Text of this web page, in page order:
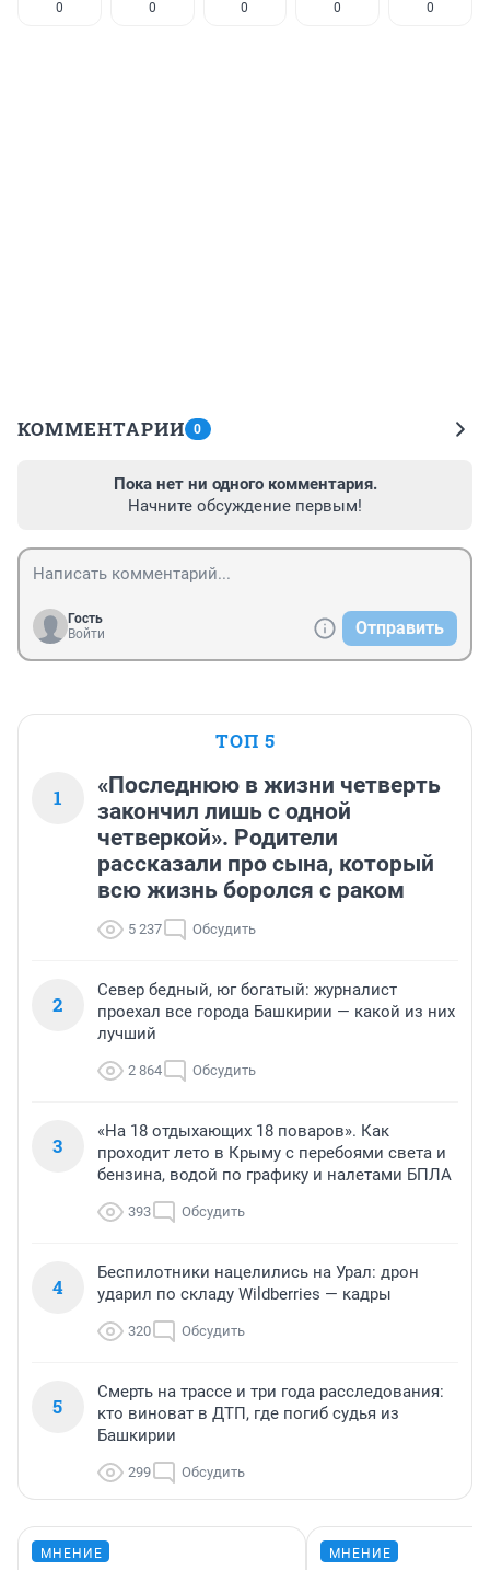
0 0 0 0 0
КОММЕНТАРИИ 0
Пока нет ни одного комментария.
Начните обсуждение первым!
Гость
Войти
Отправить
ТОП 5
1
«Последнюю в жизни четверть
закончил лишь с одной
четверкой». Родители
рассказали про сына, который
всю жизнь боролся с раком
5 237 Обсудить
2
Север бедный, юг богатый: журналист
проехал все города Башкирии — какой из них
лучший
2 864 Обсудить
3
«На 18 отдыхающих 18 поваров». Как
проходит лето в Крыму с перебоями света и
бензина, водой по графику и налетами БПЛА
393 Обсудить
4
Беспилотники нацелились на Урал: дрон
ударил по складу Wildberries — кадры
320 Обсудить
5
Смерть на трассе и три года расследования:
кто виноват в ДТП, где погиб судья из
Башкирии
299 Обсудить
МНЕНИЕ МНЕНИЕ